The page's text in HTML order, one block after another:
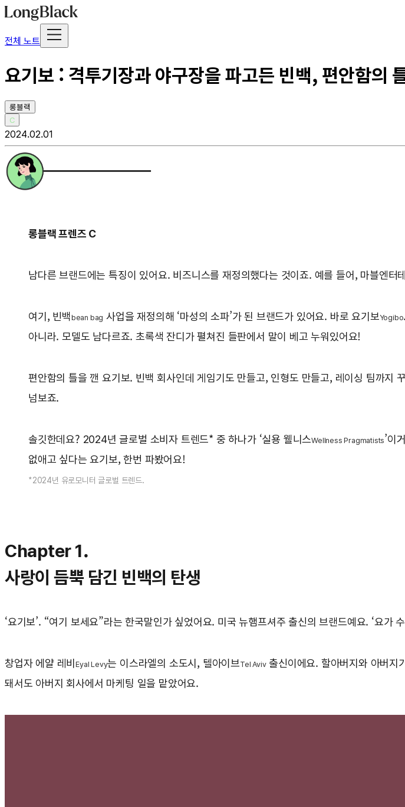
전체 노트
요기보 : 격투기장과 야구장을 파고든 빈백, 편안함의
롱블랙
C
2024.02.01
롱블랙 프렌즈 C
남다른 브랜드에는 특징이 있어요. 비즈니스를 재정의했다는 것이죠. 예를 들어, 마블엔터
여기, 빈백bean bag 사업을 재정의해 ‘마성의 소파’가 된 브랜드가 있어요. 바로 요기보Yogibo
아니라. 모델도 남다르죠. 초록색 잔디가 펼쳐진 들판에서 말이 베고 누워있어요!
편안함의 틀을 깬 요기보. 빈백 회사인데 게임기도 만들고, 인형도 만들고, 레이싱 팀까지
넘보죠.
솔깃한데요? 2024년 글로벌 소비자 트렌드* 중 하나가 ‘실용 웰니스Wellness Pragmatists’이
없애고 싶다는 요기보, 한번 파봤어요!
*2024년 유로모니터 글로벌 트렌드.
Chapter 1.
사랑이 듬뿍 담긴 빈백의 탄생
‘요기보’. “여기 보세요”라는 한국말인가 싶었어요. 미국 뉴햄프셔주 출신의 브랜드예요. ‘요가 수
창업자 에얄 레비Eyal Levy는 이스라엘의 소도시, 텔아이브Tel Aviv출신이에요. 할아버지와 아버지
돼서도 아버지 회사에서 마케팅 일을 맡았어요.